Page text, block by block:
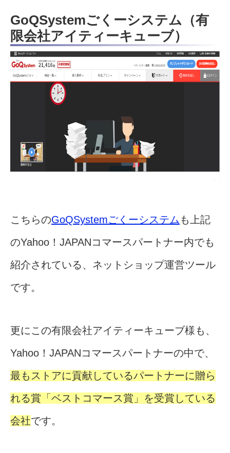
GoQSystemごくーシステム（有
限会社アイティーキューブ）
こちらのGoQSystemごくーシステム も上記
のYahoo！JAPANコマースパートナー内でも
紹介されている、ネットショップ運営ツール
です。
更にこの有限会社アイティーキューブ様も、
Yahoo！JAPANコマースパートナーの中で、
最もストアに貢献しているパートナーに贈ら
れる賞「ベストコマース賞」を受賞している
会社です。